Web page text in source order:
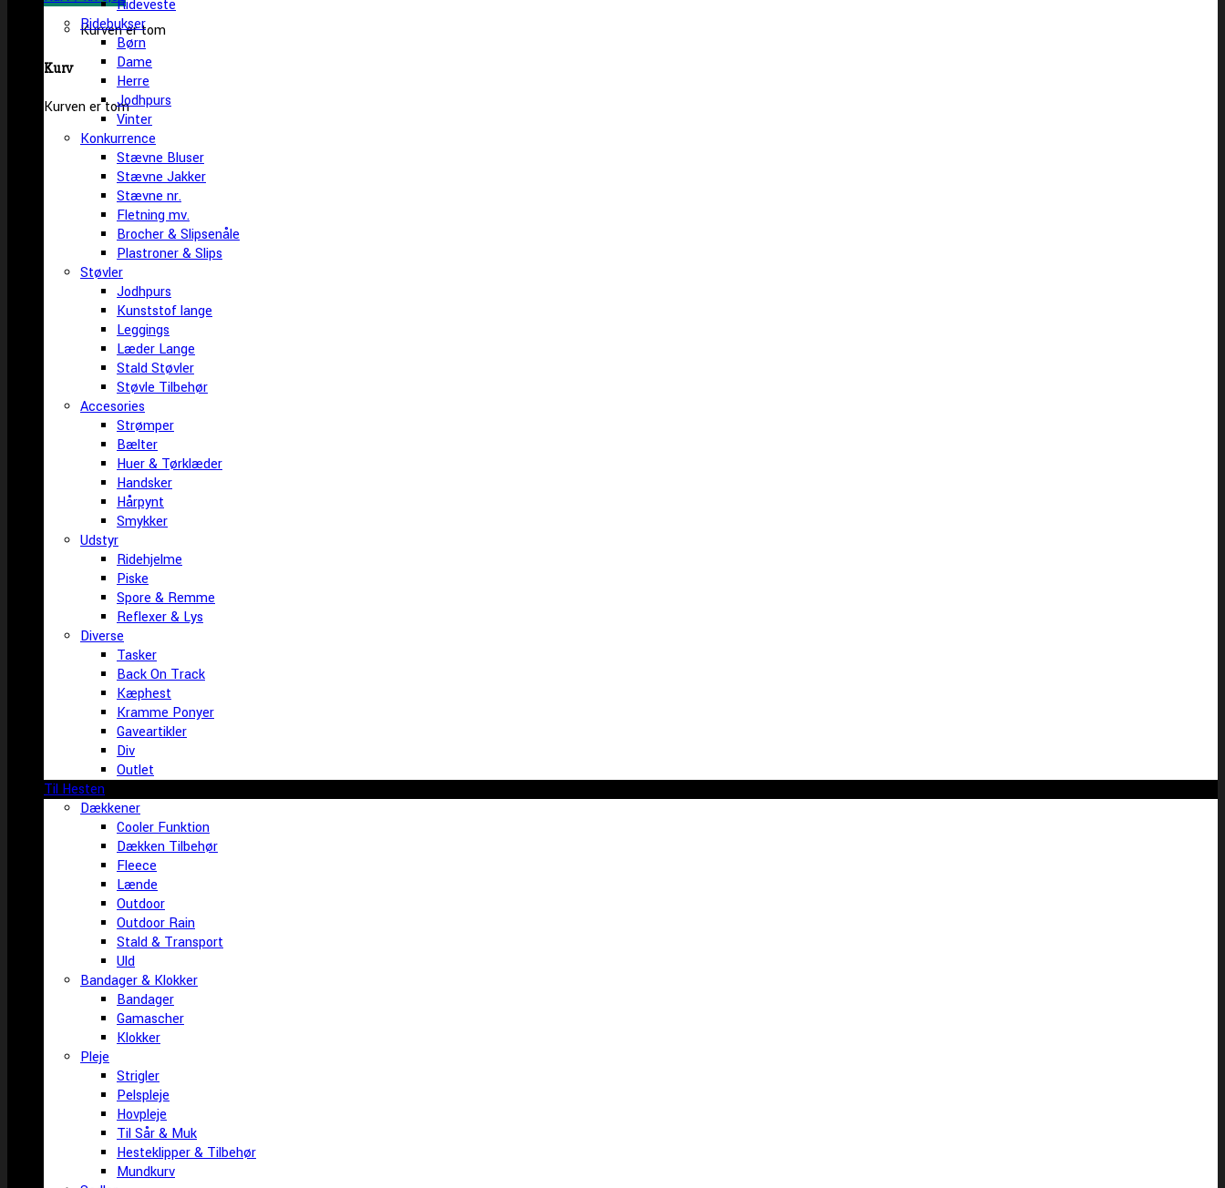
Kurven er tom
Kurv
Kurven er tom
Rideveste
Ridebukser
Børn
Dame
Herre
Jodhpurs
Vinter
Konkurrence
Stævne Bluser
Stævne Jakker
Stævne nr.
Fletning mv.
Brocher & Slipsenåle
Plastroner & Slips
Støvler
Jodhpurs
Kunststof lange
Leggings
Læder Lange
Stald Støvler
Støvle Tilbehør
Accesories
Strømper
Bælter
Huer & Tørklæder
Handsker
Hårpynt
Smykker
Udstyr
Ridehjelme
Piske
Spore & Remme
Reflexer & Lys
Diverse
Tasker
Back On Track
Kæphest
Kramme Ponyer
Gaveartikler
Div
Outlet
Til Hesten
Dækkener
Cooler Funktion
Dækken Tilbehør
Fleece
Lænde
Outdoor
Outdoor Rain
Stald & Transport
Uld
Bandager & Klokker
Bandager
Gamascher
Klokker
Pleje
Strigler
Pelspleje
Hovpleje
Til Sår & Muk
Hesteklipper & Tilbehør
Mundkurv